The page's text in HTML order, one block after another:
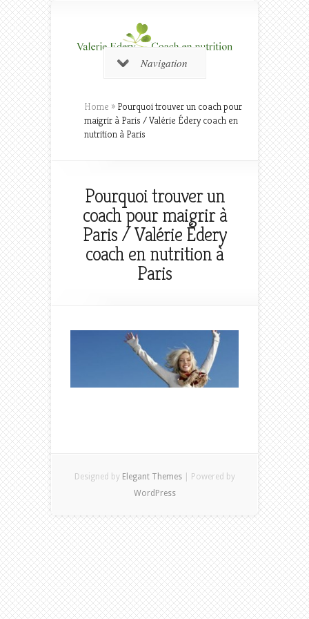
Navigation
Home » Pourquoi trouver un coach pour
maigrir à Paris / Valérie Édery coach en
nutrition à Paris
Pourquoi trouver un
coach pour maigrir à
Paris / Valérie Édery
coach en nutrition à
Paris
Designed by Elegant Themes| Powered by
WordPress